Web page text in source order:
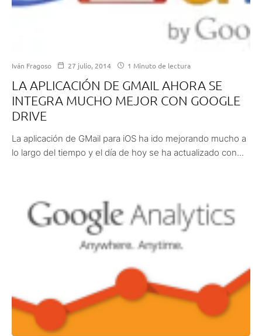
Iván Fragoso 27 julio, 2014 1 Minuto de lectura
LA APLICACIÓN DE GMAIL AHORA SE
INTEGRA MUCHO MEJOR CON GOOGLE
DRIVE
La aplicación de GMail para iOS ha ido mejorando mucho a
lo largo del tiempo y el día de hoy se ha actualizado con...